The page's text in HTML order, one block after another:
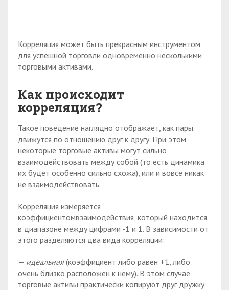
Корреляция может быть прекрасным инструментом
для успешной торговли одновременно несколькими
торговыми активами.
Как происходит
корреляция?
Такое поведение наглядно отображает, как пары
движутся по отношению друг к другу. При этом
некоторые торговые активы могут сильно
взаимодействовать между собой (то есть динамика
их будет особенно сильно схожа), или и вовсе никак
не взаимодействовать.
Корреляция измеряется
коэффициентомвзаимодействия, который находится
в диапазоне между цифрами -1 и 1. В зависимости от
этого разделяются два вида корреляции:
— идеальная(коэффициент либо равен +1, либо
очень близко расположен к нему). В этом случае
торговые активы практически копируют друг дружку.